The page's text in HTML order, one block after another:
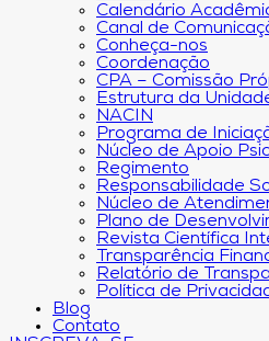
Calendário
Canal de
Conheça-nos
Coordenação
CPA – Comissão
Estrutura da
NACIN
Programa de
Núcleo de Apoio
Regimento
Responsabilidade
Núcleo de
Plano de
Revista Científica
Transparência
Relatório de
Política de
Blog
Contato